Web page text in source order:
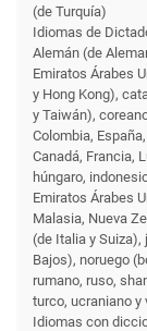
(de Turquía)
Idiomas de
Alemán (de
Emiratos Árabes
y Hong Kong),
y Taiwán),
Colombia,
Canadá, Francia,
húngaro,
Emiratos Árabes
Malasia, Nueva
(de Italia y
Bajos), noruego
rumano, ruso,
turco, ucraniano y
Idiomas con